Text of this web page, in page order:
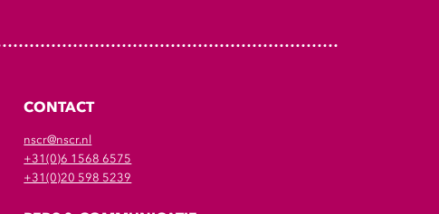
CONTACT
nscr@nscr.nl
+31(0)6 1568 6575
+31(0)20 598 5239